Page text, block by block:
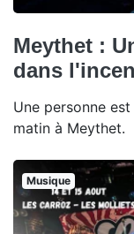
Meythet :
dans
Une personne
matin à Meythet.
Musique